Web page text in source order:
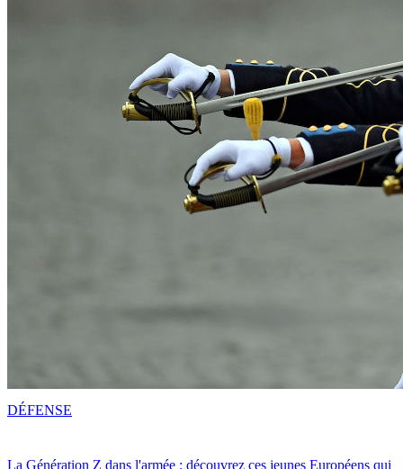
La Génération Z dans l'armée : découvrez ces jeunes Européens qui
DÉFENSE